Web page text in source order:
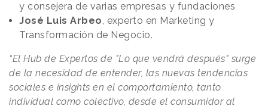
y consejera de varias empresas y fundaciones
José Luis Arbeo, experto en Marketing y
Transformación de Negocio.
“El Hub de Expertos de "Lo que vendrá después" surge
de la necesidad de entender, las nuevas tendencias
sociales e insights en el comportamiento, tanto
individual como colectivo, desde el consumidor al